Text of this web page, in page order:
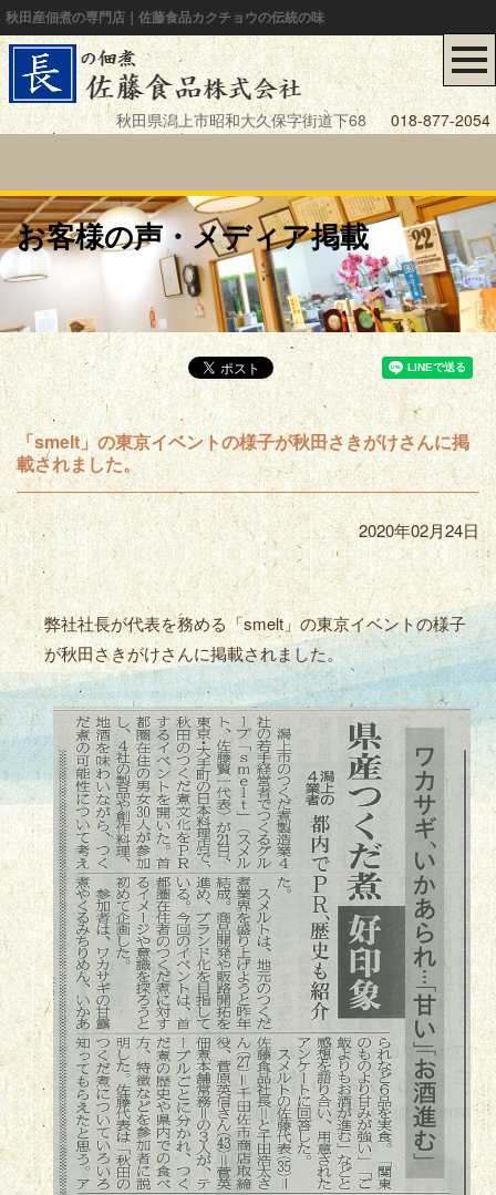
秋田産佃煮の専門店｜佐藤食品カクチョウの伝統の味
秋田県潟上市昭和大久保字街道下68 018-877-2054
お客様の声・メディア掲載
「smelt」の東京イベントの様子が秋田さきがけさんに掲
載されました。
2020年02月24日
弊社社長が代表を務める「smelt」の東京イベントの様子
が秋田さきがけさんに掲載されました。